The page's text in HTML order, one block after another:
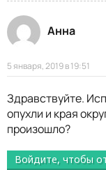
Анна
5 января, 2019 в 19:51
Здравствуйте.
опухли и края
произошло?
Войдите, чтобы